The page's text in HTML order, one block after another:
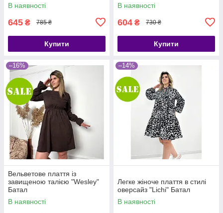
В наявності
645 ₴ 785 ₴
Купити
В наявності
604 ₴ 730 ₴
Купити
–16%
Вельветове плаття із
завищеною талією "Wesley"
Батал
В наявності
–14%
Легке жіноче плаття в стилі
оверсайз "Lichi" Батал
В наявності